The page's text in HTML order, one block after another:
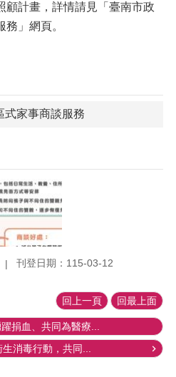
顧計畫，詳情請見「臺南市政
」網頁。
式家事商談服務
刊登日期：115-03-12
回上一頁 回最上面
捐血、共同為醫療...
消毒行動，共同...